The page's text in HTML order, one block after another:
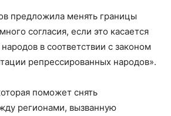
предложила менять границы
согласия, если это касается
в соответствии с законом
репрессированных народов».
поможет снять
регионами, вызванную